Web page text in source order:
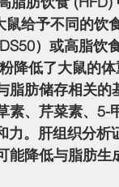
鼠给予不同的
）或高脂饮
降低了大鼠的
脂肪储存相关
素、芹菜素、5-
力。肝组织分
能降低与脂肪